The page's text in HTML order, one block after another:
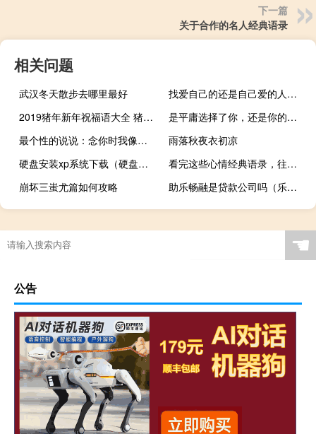
下一篇
关于合作的名人经典语录
相关问题
武汉冬天散步去哪里最好
找爱自己的还是自己爱的人结婚？
2019猪年新年祝福语大全 猪年送祝福的暖心说说
是平庸选择了你，还是你的潜意识选择了平庸
最个性的说说：念你时我像个哑巴，情绪太多无法表达
雨落秋夜衣初凉
硬盘安装xp系统下载（硬盘安装xp系统）
看完这些心情经典语录，往后不将就
崩坏三蚩尤篇如何攻略
助乐畅融是贷款公司吗（乐贷款是什么银行的合作方）
☚
公告